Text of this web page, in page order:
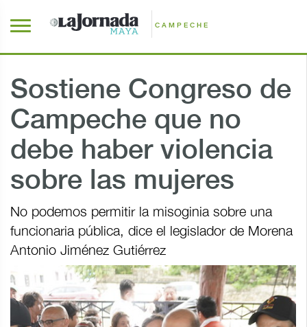
CAMPECHE
Sostiene Congreso de
Campeche que no
debe haber violencia
sobre las mujeres
No podemos permitir la misoginia sobre una
funcionaria pública, dice el legislador de Morena
Antonio Jiménez Gutiérrez